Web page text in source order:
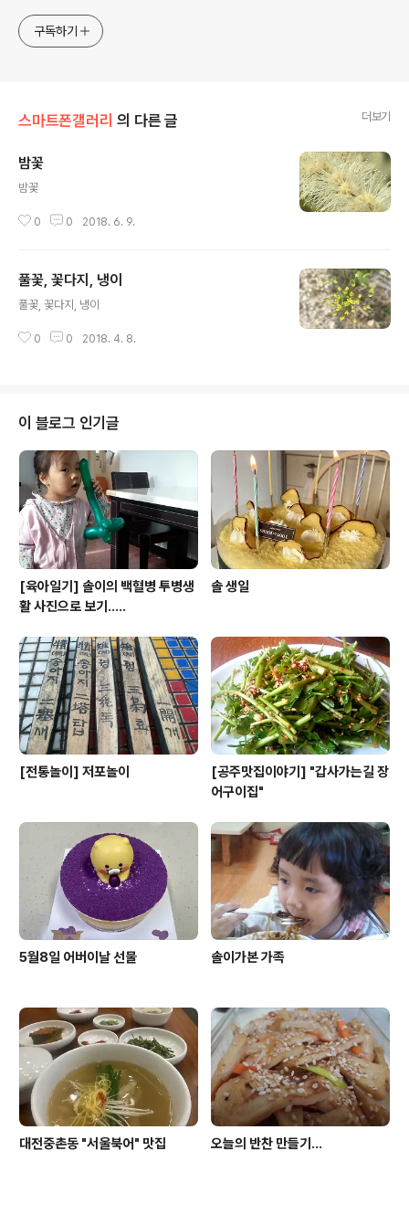
구독하기
스마트폰갤러리 의 다른 글 더보기
밤꽃
밤꽃 ​​​​​​​​​​​​​
0 0 2018. 6. 9.
풀꽃, 꽃다지, 냉이
풀꽃, 꽃다지, 냉이 ​​
0 0 2018. 4. 8.
이 블로그 인기글
[육아일기] 솔이의 백혈병 투병생
활 사진으로 보기.....
솔 생일
[전통놀이] 저포놀이
[공주맛집이야기] "갑사가는길 장
어구이집"
5월8일 어버이날 선물 솔이가본 가족
대전중촌동 "서울북어" 맛집 오늘의 반찬 만들기...